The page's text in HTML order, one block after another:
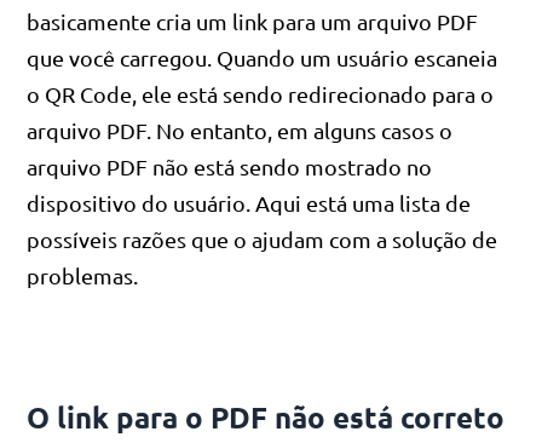
basicamente cria um link para um arquivo PDF
que você carregou. Quando um usuário escaneia
o QR Code, ele está sendo redirecionado para o
arquivo PDF. No entanto, em alguns casos o
arquivo PDF não está sendo mostrado no
dispositivo do usuário. Aqui está uma lista de
possíveis razões que o ajudam com a solução de
problemas.
O link para o PDF não está correto